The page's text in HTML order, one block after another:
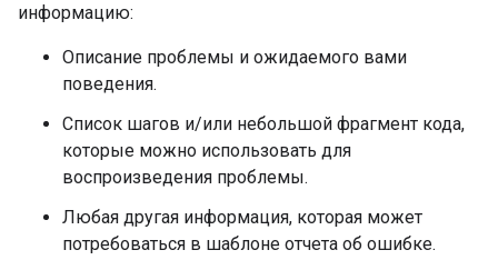
информацию:
Описание проблемы и ожидаемого вами
поведения.
Список шагов и/или небольшой фрагмент кода,
которые можно использовать для
воспроизведения проблемы.
Любая другая информация, которая может
потребоваться в шаблоне отчета об ошибке.